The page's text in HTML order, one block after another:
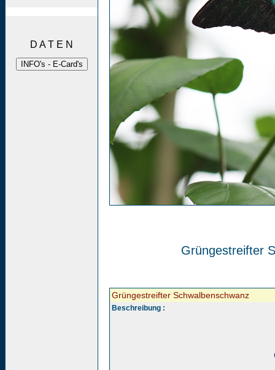
D A T E N
Grüngestreifter
Grüngestreifter Schwalbenschwanz
Beschreibung :